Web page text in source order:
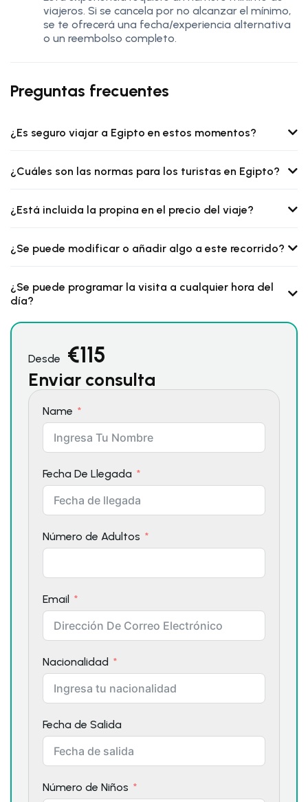
viajeros. Si se cancela por no alcanzar el mínimo,
se te ofrecerá una fecha/experiencia alternativa
o un reembolso completo.
Preguntas frecuentes
¿Es seguro viajar a Egipto en estos momentos?
¿Cuáles son las normas para los turistas en Egipto?
¿Está incluida la propina en el precio del viaje?
¿Se puede modificar o añadir algo a este recorrido?
¿Se puede programar la visita a cualquier hora del
día?
Desde €115
Enviar consulta
Name
Fecha De Llegada
Número de Adultos
Email
Nacionalidad
Fecha de Salida
Número de Niños